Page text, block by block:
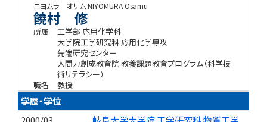
ニヨムラ オサムNIYOMURA Osamu
饒村 修
所属
工学部 応用化学科
大学院工学研究科 応用化学専攻
先端研究センター
人間力創成教育院 教養課題教育プログラム（科学技
術リテラシー）
職名
教授
学歴・学位